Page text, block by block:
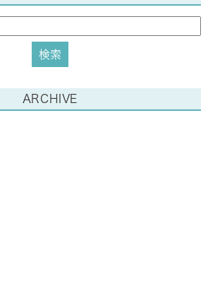
ARCHIVE